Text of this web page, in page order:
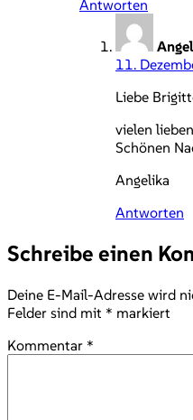
Antworten
11.
Liebe
vielen
Schönen
Angelika
Antworten
Schreibe einen
Deine E-Mail-Adresse wird
Felder sind mit * markiert
Kommentar *